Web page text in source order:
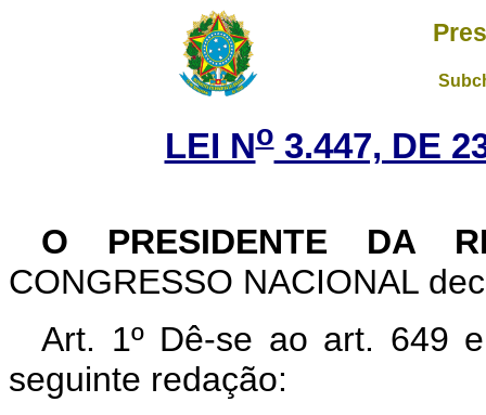
LEI No3.447, DE
O PRESIDENTE DA
CONGRESSO NACIONAL
Art. 1º Dê-se ao art. 649
seguinte redação: